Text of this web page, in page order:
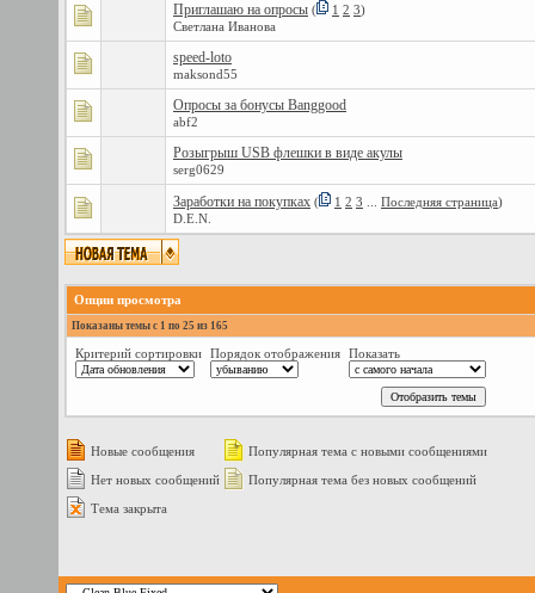
Приглашаю на опросы ( 1 2 3)
Светлана Иванова
speed-loto
maksond55
Опросы за бонусы Banggood
abf2
Розыгрыш USB флешки в виде акулы
serg0629
Заработки на покупках ( 1 2 3 Последняя страница)
D.E.N.
Опции просмотра
Показаны темы с 1 по 25 из 165
Критерий сортировки Порядок отображения Показать
Новые сообщения
Популярная тема с новыми сообщениями
Нет новых сообщений
Популярная тема без новых сообщений
Тема закрыта